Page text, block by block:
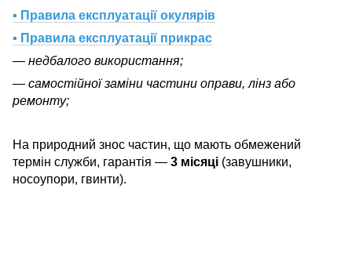
▪ Правила експлуатації окулярів
▪ Правила експлуатації прикрас
— недбалого використання;
— самостійної заміни частини оправи, лінз або
ремонту;
На природний знос частин, що мають обмежений
термін служби, гарантія — 3 місяці (завушники,
носоупори, гвинти).